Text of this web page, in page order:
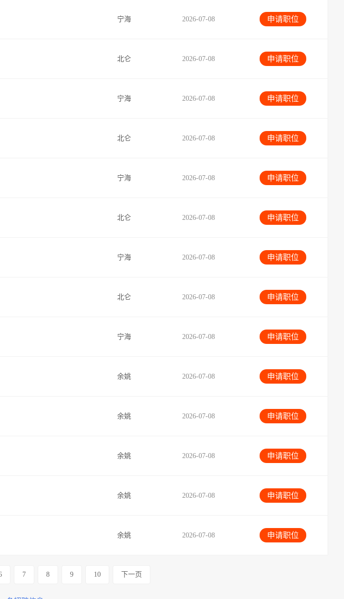
申请职位
2026-07-08
宁海
申请职位
2026-07-08
北仑
申请职位
2026-07-08
宁海
申请职位
2026-07-08
北仑
申请职位
2026-07-08
宁海
申请职位
2026-07-08
北仑
申请职位
2026-07-08
宁海
申请职位
2026-07-08
北仑
申请职位
2026-07-08
宁海
申请职位
2026-07-08
余姚
申请职位
2026-07-08
余姚
申请职位
2026-07-08
余姚
申请职位
2026-07-08
余姚
申请职位
2026-07-08
余姚
7 8 9 10 下一页